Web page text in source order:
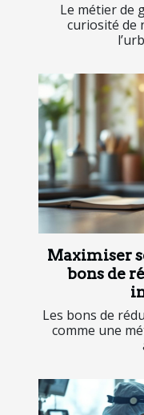
Le métier de
curiosité de
Maximiser
bons de
Les bons de
comme une